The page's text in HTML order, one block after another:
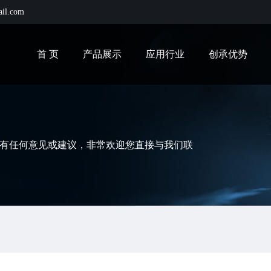
首 页 产品展示 应用行业 创承优势
任何意见或建议，非常欢迎您直接与我们联